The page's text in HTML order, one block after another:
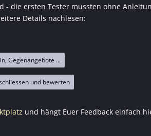
- die ersten Tester mussten ohne
Details nachlesen:
Gegenangebote ...
und bewerten
und hängt Euer Feedback einfach